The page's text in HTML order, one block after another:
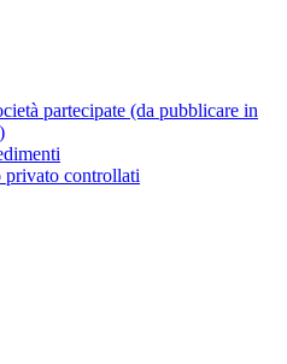
partecipate (da pubblicare in
controllati